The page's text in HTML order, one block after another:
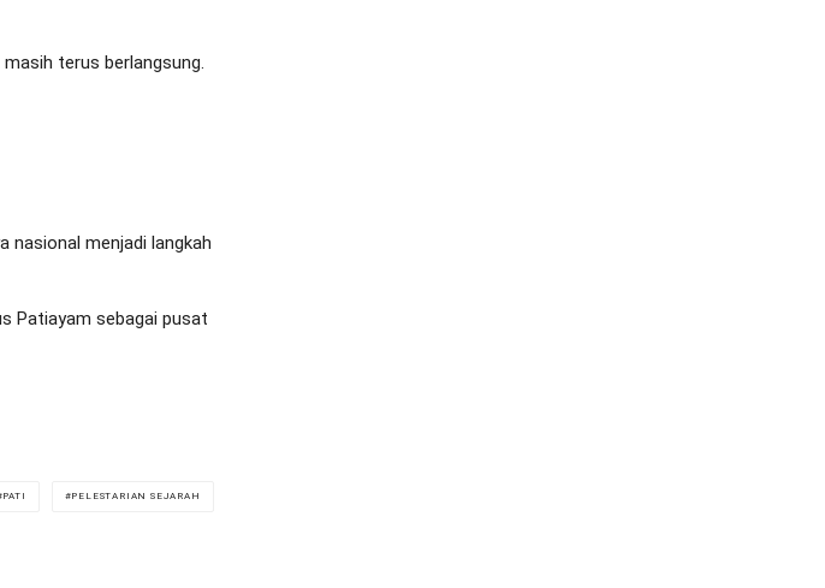
terus berlangsung.
nasional menjadi langkah
Patiayam sebagai pusat
PATI PELESTARIAN SEJARAH